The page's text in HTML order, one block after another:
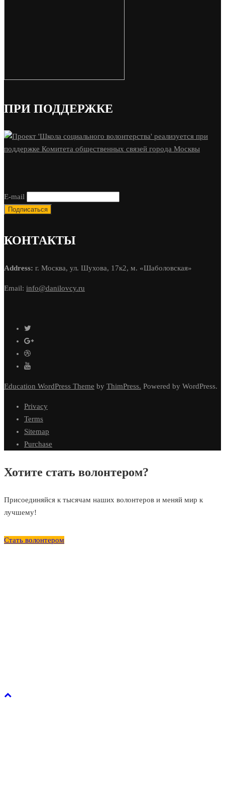
ПРИ ПОДДЕРЖКЕ
E-mail
КОНТАКТЫ
Address: г. Москва, ул. Шухова, 17к2, м. «Шаболовская»
Email: info@danilovcy.ru
Education WordPress Theme by ThimPress. Powered by WordPress.
Privacy
Terms
Sitemap
Purchase
Хотите стать волонтером?
Присоединяйся к тысячам наших волонтеров и меняй мир к
лучшему!
Стать волонтером